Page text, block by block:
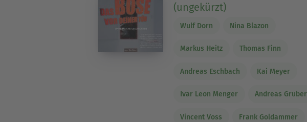
(ungekürzt)
Wulf Dorn Nina Blazon
Markus Heitz Thomas Finn
Andreas Eschbach Kai Meyer
Ivar Leon Menger Andreas Gruber
Vincent Voss Frank Goldammer